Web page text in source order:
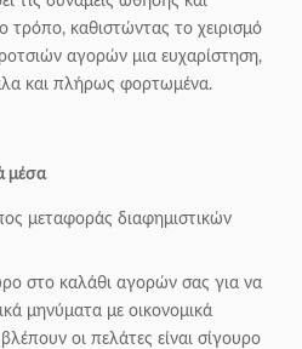
τρόπο, καθιστώντας το χειρισμό
αγορών μια ευχαρίστηση,
και πλήρως φορτωμένα.
μέσα
μεταφοράς διαφημιστικών
στο καλάθι αγορών σας για να
μηνύματα με οικονομικά
οι πελάτες είναι σίγουρο